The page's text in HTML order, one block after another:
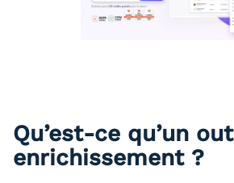
Qu’est-ce qu’un
enrichissement ?